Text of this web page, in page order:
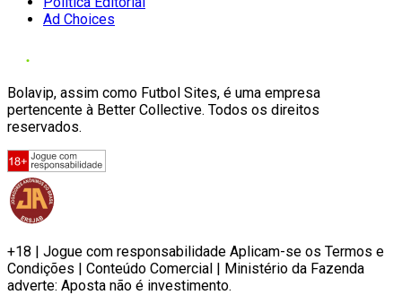
Ad Choices
Bolavip, assim como Futbol Sites, é uma empresa
pertencente à Better Collective. Todos os direitos
reservados.
+18 | Jogue com responsabilidade Aplicam-se os Termos e
Condições | Conteúdo Comercial | Ministério da Fazenda
adverte: Aposta não é investimento.